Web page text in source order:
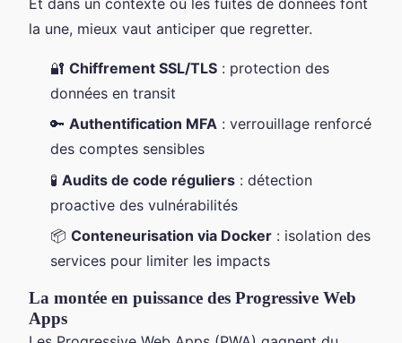
la une, mieux vaut anticiper que regretter.
🔐 Chiffrement SSL/TLS : protection des
données en transit
🔑 Authentification MFA : verrouillage renforcé
des comptes sensibles
🧪 Audits de code réguliers : détection
proactive des vulnérabilités
📦 Conteneurisation via Docker : isolation des
services pour limiter les impacts
La montée en puissance des Progressive Web
Apps